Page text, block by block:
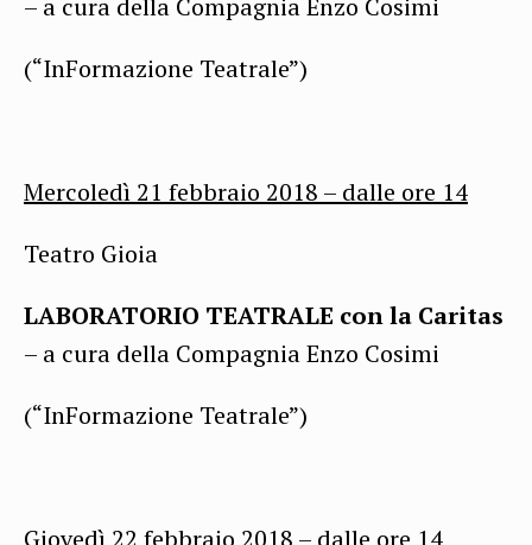
(“InFormazione Teatrale”)
Mercoledì 21 febbraio 2018 – dalle ore 14
Teatro Gioia
LABORATORIO TEATRALE con la Caritas
– a cura della Compagnia Enzo Cosimi
(“InFormazione Teatrale”)
Giovedì 22 febbraio 2018 – dalle ore 14